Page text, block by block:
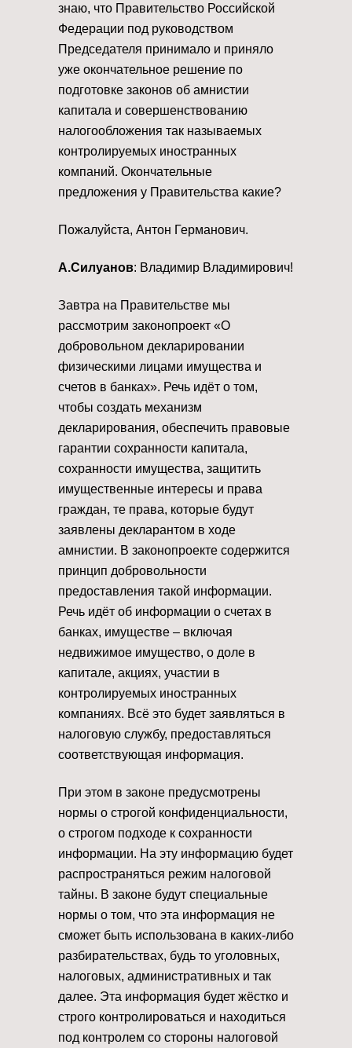
знаю, что Правительство Российской
Федерации под руководством
Председателя принимало и приняло
уже окончательное решение по
подготовке законов об амнистии
капитала и совершенствованию
налогообложения так называемых
контролируемых иностранных
компаний. Окончательные
предложения у Правительства какие?
Пожалуйста, Антон Германович.
А.Силуанов: Владимир Владимирович!
Завтра на Правительстве мы
рассмотрим законопроект «О
добровольном декларировании
физическими лицами имущества и
счетов в банках». Речь идёт о том,
чтобы создать механизм
декларирования, обеспечить правовые
гарантии сохранности капитала,
сохранности имущества, защитить
имущественные интересы и права
граждан, те права, которые будут
заявлены декларантом в ходе
амнистии. В законопроекте содержится
принцип добровольности
предоставления такой информации.
Речь идёт об информации о счетах в
банках, имуществе – включая
недвижимое имущество, о доле в
капитале, акциях, участии в
контролируемых иностранных
компаниях. Всё это будет заявляться в
налоговую службу, предоставляться
соответствующая информация.
При этом в законе предусмотрены
нормы о строгой конфиденциальности,
о строгом подходе к сохранности
информации. На эту информацию будет
распространяться режим налоговой
тайны. В законе будут специальные
нормы о том, что эта информация не
сможет быть использована в каких-либо
разбирательствах, будь то уголовных,
налоговых, административных и так
далее. Эта информация будет жёстко и
строго контролироваться и находиться
под контролем со стороны налоговой